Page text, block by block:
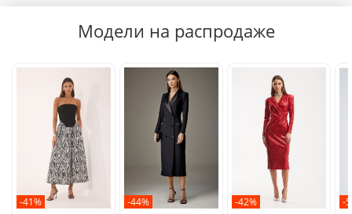
Модели на распродаже
-41% -44% -42% -